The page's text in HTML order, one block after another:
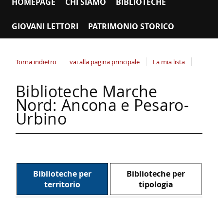
GIOVANI LETTORI PATRIMONIO STORICO
Torna indietro vai alla pagina principale La mia lista
Biblioteche Marche
Nord: Ancona e Pesaro-
Urbino
Biblioteche per
territorio
Biblioteche per
tipologia